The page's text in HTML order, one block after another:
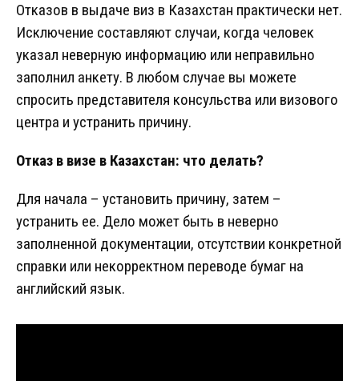
Отказов в выдаче виз в Казахстан практически нет.
Исключение составляют случаи, когда человек
указал неверную информацию или неправильно
заполнил анкету. В любом случае вы можете
спросить представителя консульства или визового
центра и устранить причину.
Отказ в визе в Казахстан: что делать?
Для начала – установить причину, затем –
устранить ее. Дело может быть в неверно
заполненной документации, отсутствии конкретной
справки или некорректном переводе бумаг на
английский язык.